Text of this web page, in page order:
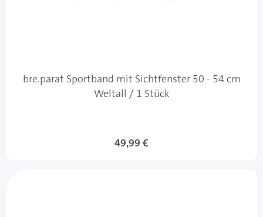
bre.parat Sportband mit Sichtfenster 50 - 54 cm
Weltall / 1 Stück
49,99 €